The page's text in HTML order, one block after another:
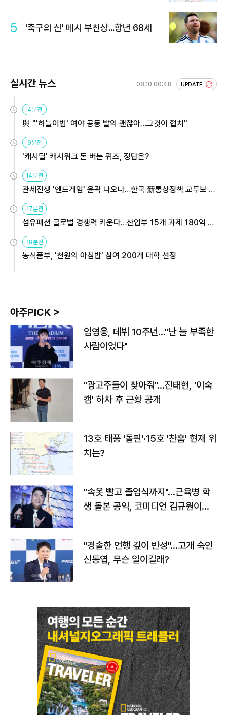
5 '축구의 신' 메시 부친상…향년 68세
실시간 뉴스 08.10 00:48 UPDATE
4분전
與 "'하늘이법' 여야 공동 발의 괜찮아…그것이 협치"
9분전
'캐시딜' 캐시워크 돈 버는 퀴즈, 정답은?
14분전
관세전쟁 '엔드게임' 윤곽 나오나…한국 新통상정책 교두보 활
용해야
17분전
섬유패션 글로벌 경쟁력 키운다…산업부 15개 과제 180억 지
원
18분전
농식품부, '천원의 아침밥' 참여 200개 대학 선정
아주PICK >
임영웅, 데뷔 10주년…"난 늘 부족한
사람이었다"
"광고주들이 찾아줘"…진태현, '이숙
캠' 하차 후 근황 공개
13호 태풍 '돌핀'·15호 '찬홈' 현재 위
치는?
"속옷 빨고 졸업식까지"…근육병 학
생 돌본 공익, 코미디언 김규원이었
"경솔한 언행 깊이 반성"…고개 숙인
신동엽, 무슨 일이길래?